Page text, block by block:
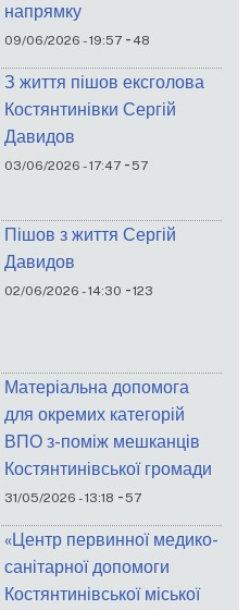
напрямку
09/06/2026 - 19:57 - 48
З життя пішов ексголова
Костянтинівки Сергій
Давидов
03/06/2026 - 17:47 -57
Пішов з життя Сергій
Давидов
02/06/2026 - 14:30 -123
Матеріальна допомога
для окремих категорій
ВПО з-поміж мешканців
Костянтинівської громади
31/05/2026 - 13:18 -57
«Центр первинної медико-
санітарної допомоги
Костянтинівської міської